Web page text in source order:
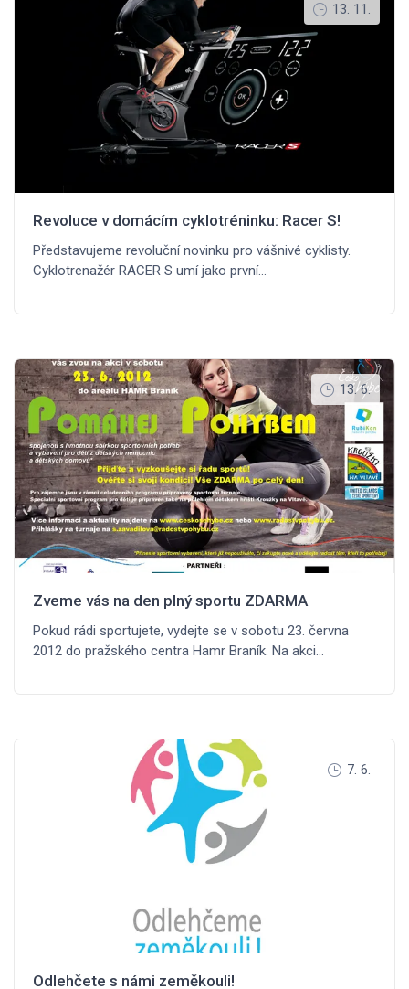
13. 11.
Revoluce v domácím cyklotréninku: Racer S!
Představujeme revoluční novinku pro vášnivé cyklisty.
Cyklotrenažér RACER S umí jako první…
13. 6.
Zveme vás na den plný sportu ZDARMA
Pokud rádi sportujete, vydejte se v sobotu 23. června
2012 do pražského centra Hamr Braník. Na akci…
7. 6.
Odlehčete s námi zeměkouli!